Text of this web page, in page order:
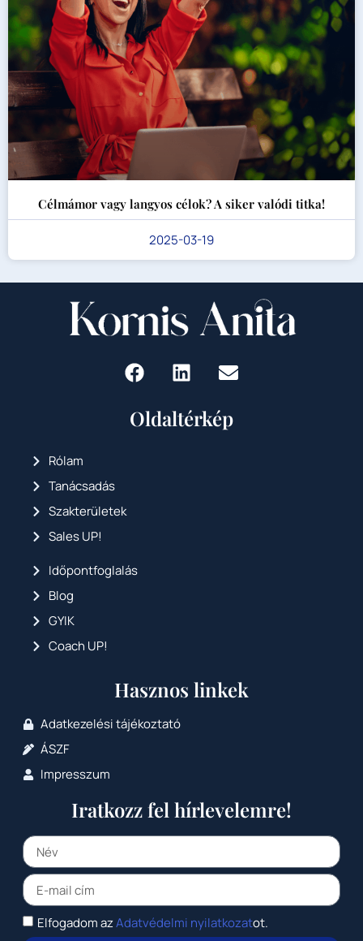
Célmámor vagy langyos célok? A siker valódi titka!
2025-03-19
Oldaltérkép
Rólam
Tanácsadás
Szakterületek
Sales UP!
Időpontfoglalás
Blog
GYIK
Coach UP!
Hasznos linkek
Adatkezelési tájékoztató
ÁSZF
Impresszum
Iratkozz fel hírlevelemre!
Elfogadom azAdatvédelmi nyilatkozatot.